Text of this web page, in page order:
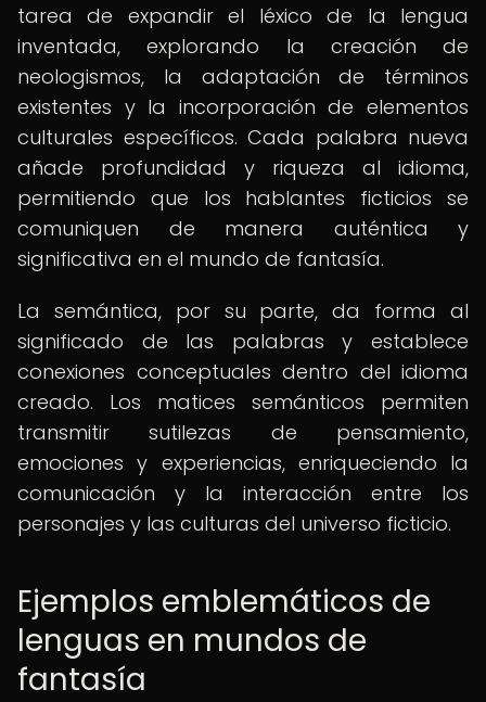
tarea de expandir el léxico de la lengua
inventada, explorando la creación de
neologismos, la adaptación de términos
existentes y la incorporación de elementos
culturales específicos. Cada palabra nueva
añade profundidad y riqueza al idioma,
permitiendo que los hablantes ficticios se
comuniquen de manera auténtica y
significativa en el mundo de fantasía.
La semántica, por su parte, da forma al
significado de las palabras y establece
conexiones conceptuales dentro del idioma
creado. Los matices semánticos permiten
transmitir sutilezas de pensamiento,
emociones y experiencias, enriqueciendo la
comunicación y la interacción entre los
personajes y las culturas del universo ficticio.
Ejemplos emblemáticos de
lenguas en mundos de
fantasía